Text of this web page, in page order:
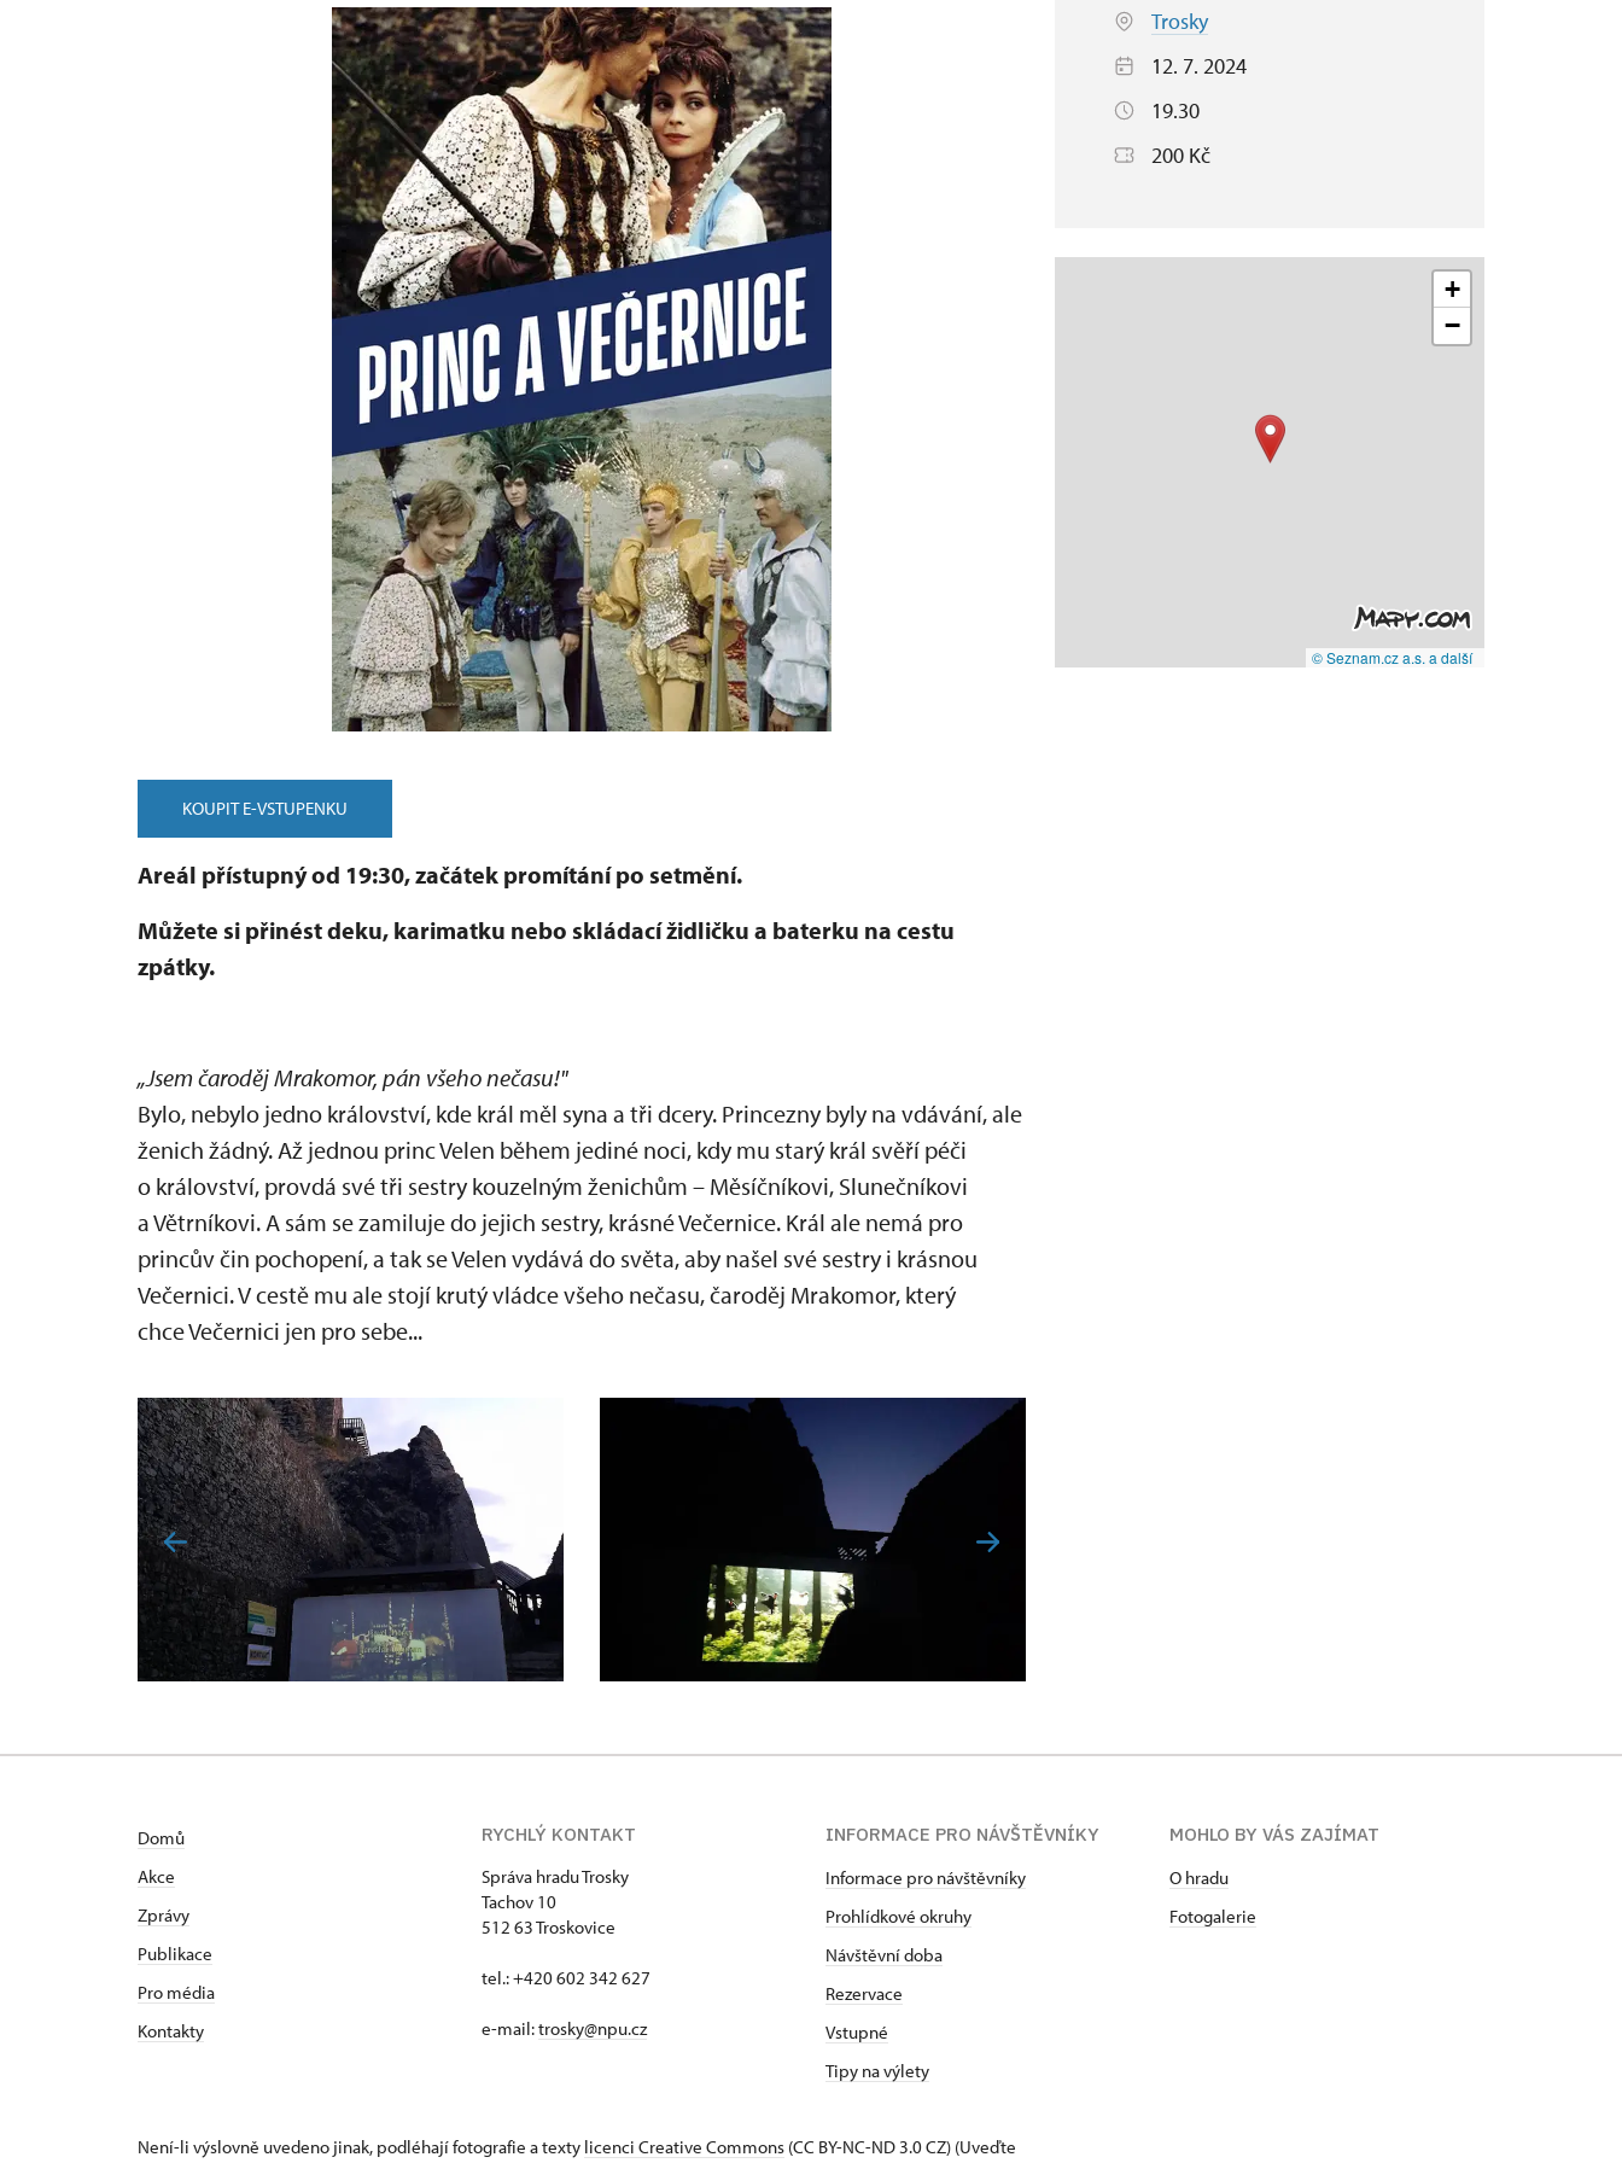
KOUPIT E-VSTUPENKU
Areál přístupný od 19:30, začátek promítání po setmění.
Můžete si přinést deku, karimatku nebo skládací židličku a baterku na cestu
zpátky.
„Jsem čaroděj Mrakomor, pán všeho nečasu!"
Bylo, nebylo jedno království, kde král měl syna a tři dcery. Princezny byly na vdávání, ale
ženich žádný. Až jednou princ Velen během jediné noci, kdy mu starý král svěří péči
o království, provdá své tři sestry kouzelným ženichům – Měsíčníkovi, Slunečníkovi
a Větrníkovi. A sám se zamiluje do jejich sestry, krásné Večernice. Král ale nemá pro
princův čin pochopení, a tak se Velen vydává do světa, aby našel své sestry i krásnou
Večernici. V cestě mu ale stojí krutý vládce všeho nečasu, čaroděj Mrakomor, který
chce Večernici jen pro sebe...
Trosky
12. 7. 2024
19.30
200 Kč
+
−
© Seznam.cz a.s. a další
Domů
Akce
Zprávy
Publikace
Pro média
Kontakty
RYCHLÝ KONTAKT
Správa hradu Trosky
Tachov 10
512 63 Troskovice
tel.: +420 602 342 627
e-mail:trosky@npu.cz
INFORMACE PRO NÁVŠTĚVNÍKY
Informace pro návštěvníky
Prohlídkové okruhy
Návštěvní doba
Rezervace
Vstupné
Tipy na výlety
MOHLO BY VÁS ZAJÍMAT
O hradu
Fotogalerie
Není-li výslovně uvedeno jinak, podléhají fotografie a texty licenci Creative Commons (CC BY-NC-ND 3.0 CZ) (Uveďte